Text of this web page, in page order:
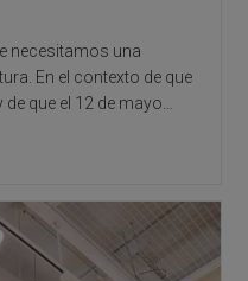
necesitamos una
En el contexto de que
que el 12 de mayo…